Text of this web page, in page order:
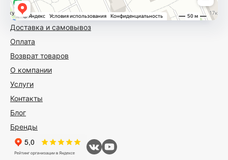
Доставка и самовывоз
Оплата
Возврат товаров
О компании
Услуги
Контакты
Блог
Бренды